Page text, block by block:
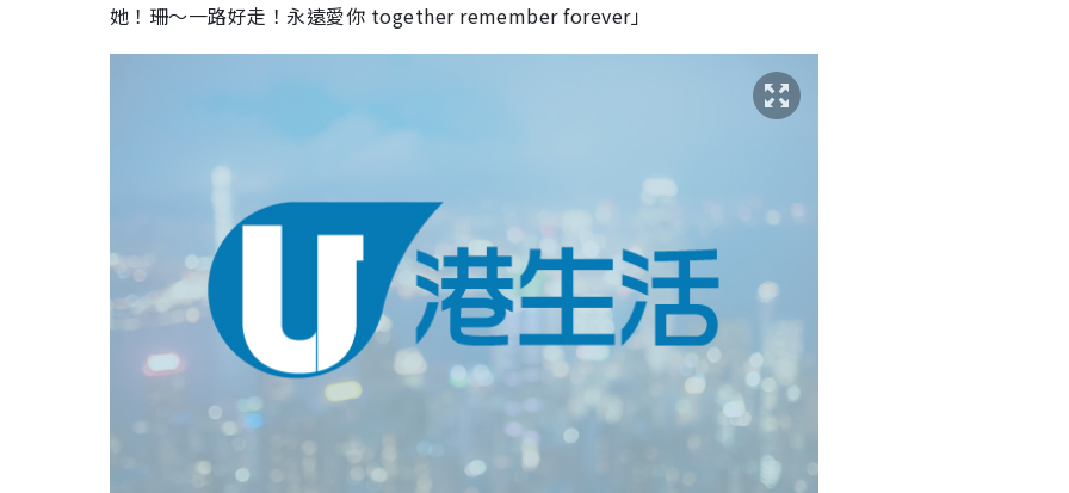
她！珊～一路好走！永遠愛你 together remember forever」